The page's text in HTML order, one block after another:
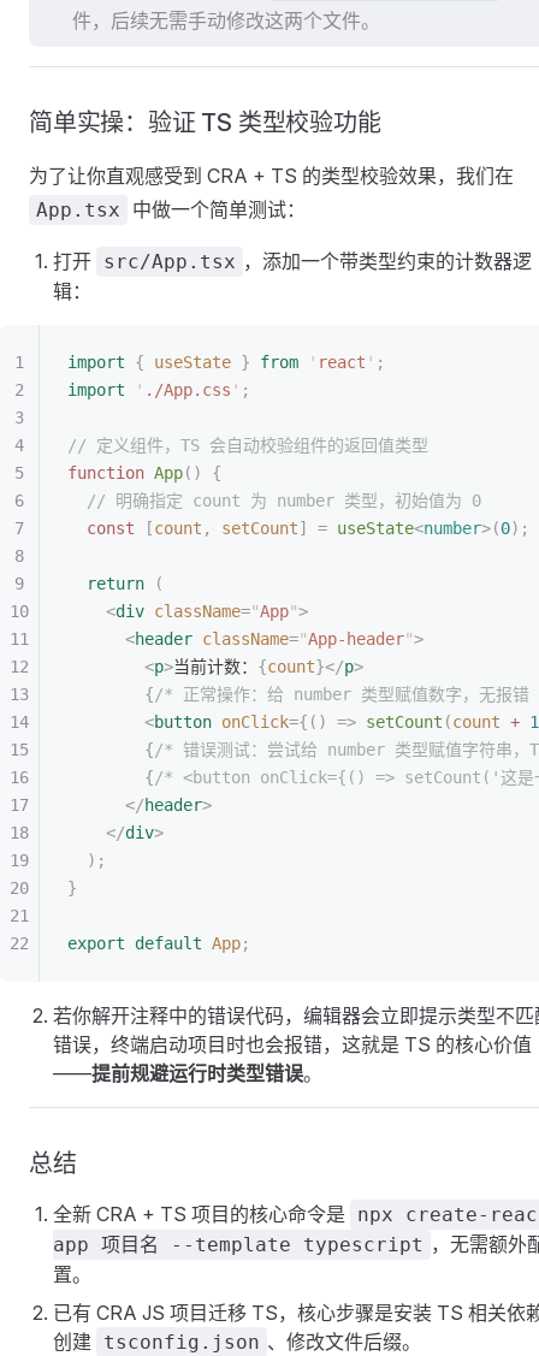
件，后续无需手动修改这两个文件。
简单实操：验证 TS 类型校验功能
为了让你直观感受到 CRA + TS 的类型校验效果，我们在
App.tsx 中做一个简单测试：
打开 src/App.tsx ，添加一个带类型约束的计数器逻
辑：
import { useState } from ' react ' ;
import ' ./App.css ' ;
// 定义组件，TS 会自动校验组件的返回值类型
function App()
{
  // 明确指定 count 为 number 类型，初始值为 0
  const
[count , setCount] = useState<number>(0);
  return
(
    <
div className="App">
      <
header className="App-header">
        <
p>当前计数： {count}</p>
        {
/* 正常操作：给 number 类型赋值数字，无报
        <
button onClick={() => setCount (count + 1
        {
/* 错误测试：尝试给 number 类型赋值字符串
        {
/* <button onClick={() => setCount('这是
      </
header>
    </
div>
  );
}
export default App;
若你解开注释中的错误代码，编辑器会立即提示类型不匹
错误，终端启动项目时也会报错，这就是 TS 的核心价值
——提前规避运行时类型错误。
总结
全新 CRA + TS 项目的核心命令是
npx create-
app 项目名 --template typescript ，无需额外
置。
已有 CRA JS 项目迁移 TS，核心步骤是安装 TS 相关依
创建
tsconfig.json 、修改文件后缀。